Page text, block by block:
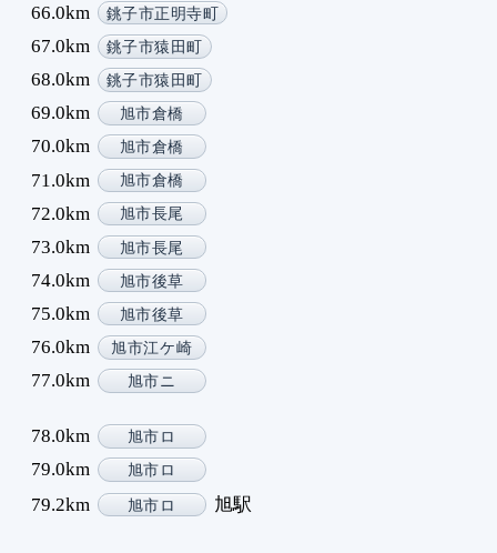
66.0km 銚子市正明寺町
67.0km 銚子市猿田町
68.0km 銚子市猿田町
69.0km 旭市倉橋
70.0km 旭市倉橋
71.0km 旭市倉橋
72.0km 旭市長尾
73.0km 旭市長尾
74.0km 旭市後草
75.0km 旭市後草
76.0km 旭市江ケ崎
77.0km 旭市ニ
78.0km 旭市ロ
79.0km 旭市ロ
79.2km 旭市ロ 旭駅